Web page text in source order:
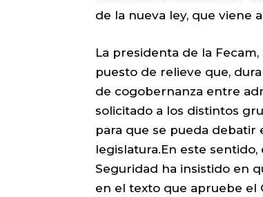
de la nueva ley, que viene
La presidenta de la
puesto de relieve que,
de cogobernanza entre
solicitado a los distintos
para que se pueda
legislatura.En este
Seguridad ha insistido en
en el texto que apruebe el